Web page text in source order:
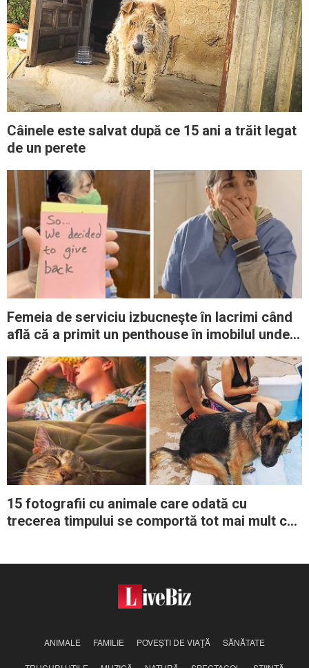
Câinele este salvat după ce 15 ani a trăit legat
de un perete
Femeia de serviciu izbucneşte în lacrimi când
află că a primit un penthouse în imobilul unde
15 fotografii cu animale care odată cu
trecerea timpului se comportă tot mai mult ca
ANIMALE FAMILIE POVEŞTI DE VIAŢĂ SĂNĂTATE